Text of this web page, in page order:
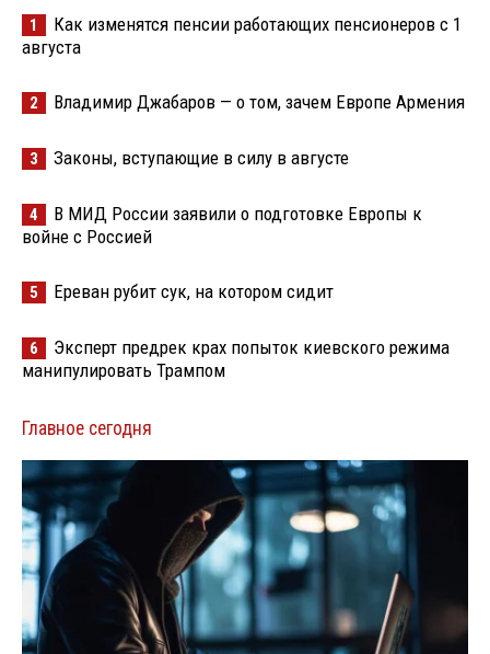
1
Как изменятся пенсии работающих пенсионеров с 1
августа
2 Владимир Джабаров — о том, зачем Европе Армения
3 Законы, вступающие в силу в августе
4
В МИД России заявили о подготовке Европы к
войне с Россией
5 Ереван рубит сук, на котором сидит
6
Эксперт предрек крах попыток киевского режима
манипулировать Трампом
Главное сегодня